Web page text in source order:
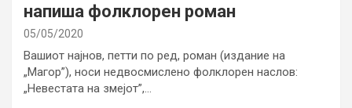
напиша фолклорен роман
05/05/2020
Вашиот најнов, петти по ред, роман (издание на
„Магор”), носи недвосмислено фолклорен наслов:
„Невестата на змејот”,…